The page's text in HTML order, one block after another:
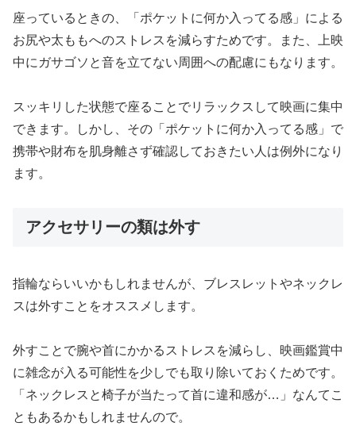
座っているときの、「ポケットに何か入ってる感」による
お尻や太ももへのストレスを減らすためです。また、上映
中にガサゴソと音を立てない周囲への配慮にもなります。
スッキリした状態で座ることでリラックスして映画に集中
できます。しかし、その「ポケットに何か入ってる感」で
携帯や財布を肌身離さず確認しておきたい人は例外になり
ます。
アクセサリーの類は外す
指輪ならいいかもしれませんが、ブレスレットやネックレ
スは外すことをオススメします。
外すことで腕や首にかかるストレスを減らし、映画鑑賞中
に雑念が入る可能性を少しでも取り除いておくためです。
「ネックレスと椅子が当たって首に違和感が…」なんてこ
ともあるかもしれませんので。